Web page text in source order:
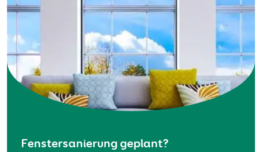
Fenstersanierung geplant?